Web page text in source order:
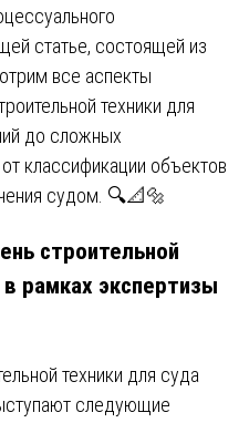
статье, состоящей из
все аспекты
техники для
до сложных
классификации объектов
судом. 🔍📐🔩
строительной
рамках экспертизы
техники для суда
следующие